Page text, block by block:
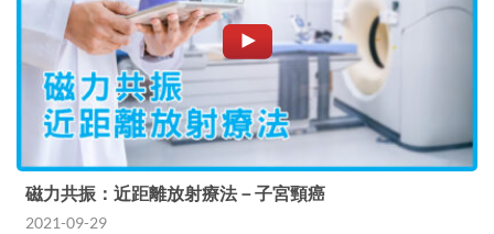
磁力共振：近距離放射療法－子宮頸癌
2021-09-29